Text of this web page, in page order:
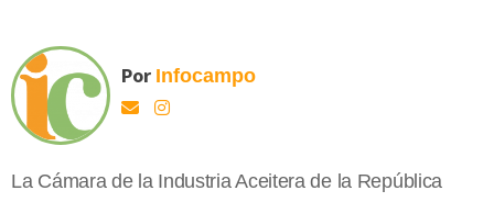
Por Infocampo
La Cámara de la Industria Aceitera de la República